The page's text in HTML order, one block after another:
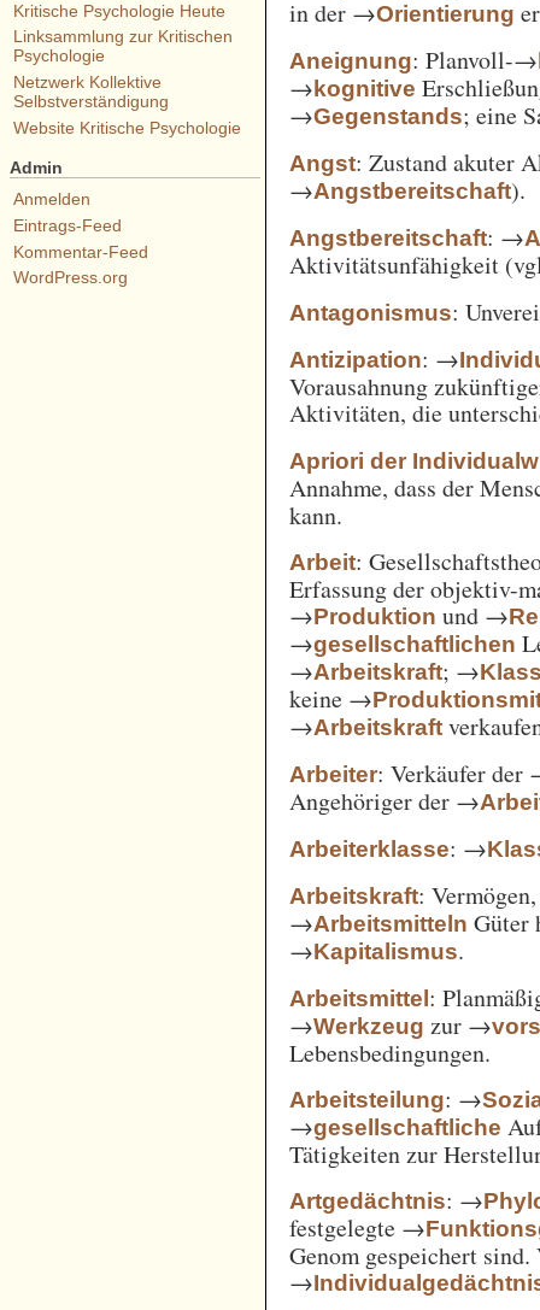
in der →Orientierung
Aneignung: Planvoll-→
→kognitive
→Gegenstands; eine
Angst: Zustand akuter
→Angstbereitschaft).
Angstbereitschaft: →
Aktivitätsunfähigkeit
Antagonismus:
Antizipation: →
Vorausahnung
Aktivitäten, die
Apriori der
Annahme, dass der
kann.
Arbeit:
Erfassung der objektiv-
→Produktion und →
→gesellschaftlichen
→Arbeitskraft; →
keine →
→Arbeitskraft
Arbeiter: Verkäufer der
Angehöriger der →
Arbeiterklasse: →
Arbeitskraft:
→Arbeitsmitteln Güter
→Kapitalismus.
Arbeitsmittel:
→Werkzeug zur →
Lebensbedingungen.
Arbeitsteilung: →
→gesellschaftliche
Tätigkeiten zur
Artgedächtnis: →
festgelegte →
Genom gespeichert sind.
→
Kritische Psychologie Heute
Linksammlung zur Kritischen
Psychologie
Netzwerk Kollektive
Selbstverständigung
Website Kritische Psychologie
Admin
Anmelden
Eintrags-Feed
Kommentar-Feed
WordPress.org